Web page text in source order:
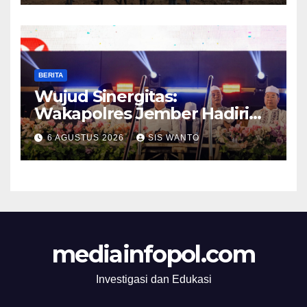
Mumbul dan Kebun
Glantangan
BERITA
Wujud Sinergitas:
Wakapolres Jember Hadiri
Sholawat & Doa Sambut HUT
RI ke-81
6 AGUSTUS 2026 SIS WANTO
mediainfopol.com
Investigasi dan Edukasi